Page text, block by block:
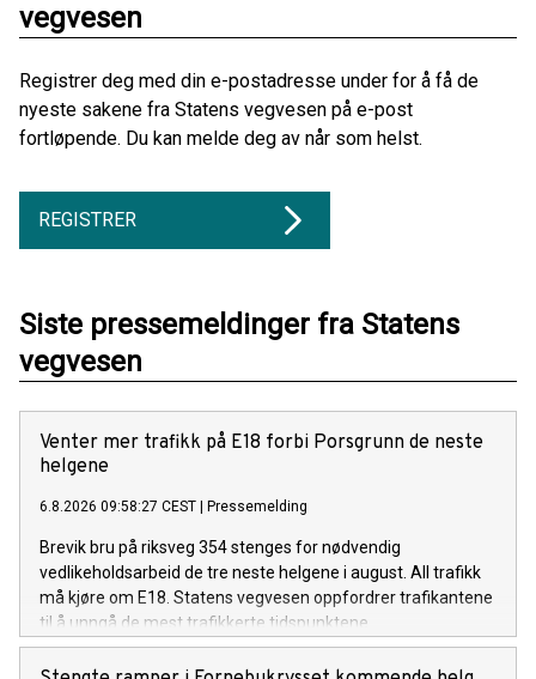
vegvesen
Registrer deg med din e-postadresse under for å få de
nyeste sakene fra Statens vegvesen på e-post
fortløpende. Du kan melde deg av når som helst.
REGISTRER
Siste pressemeldinger fra Statens
vegvesen
Venter mer trafikk på E18 forbi Porsgrunn de neste
helgene
6.8.2026 09:58:27 CEST Pressemelding
Brevik bru på riksveg 354 stenges for nødvendig
vedlikeholdsarbeid de tre neste helgene i august. All trafikk
må kjøre om E18. Statens vegvesen oppfordrer trafikantene
til å unngå de mest trafikkerte tidspunktene.